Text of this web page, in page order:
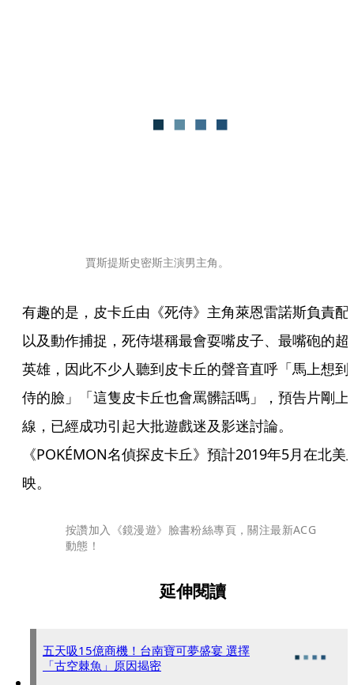
賈斯提斯史密斯主演男主角。
有趣的是，皮卡丘由《死侍》主角萊恩雷諾斯負責配
以及動作捕捉，死侍堪稱最會耍嘴皮子、最嘴砲的超
英雄，因此不少人聽到皮卡丘的聲音直呼「馬上想到
侍的臉」「這隻皮卡丘也會罵髒話嗎」，預告片剛上
線，已經成功引起大批遊戲迷及影迷討論。
《POKÉMON名偵探皮卡丘》預計2019年5月在北美
映。
按讚加入《鏡漫遊》臉書粉絲專頁，關注最新ACG
動態！
延伸閱讀
五天吸15億商機！台南寶可夢盛宴 選擇
「古空棘魚」原因揭密